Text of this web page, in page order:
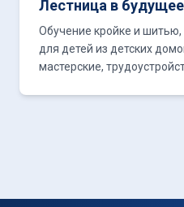
Лестница в будущее
Обучение кройке и
для детей из детских
мастерские,